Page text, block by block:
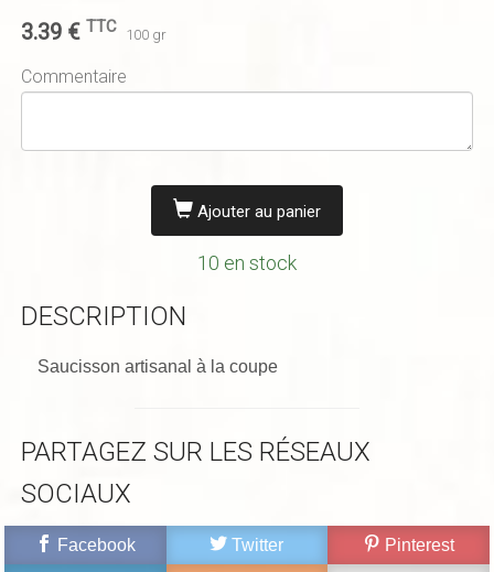
3.39 € TTC 100 gr
Commentaire
Ajouter au panier
10 en stock
DESCRIPTION
Saucisson artisanal à la coupe
PARTAGEZ SUR LES RÉSEAUX
SOCIAUX
Facebook Twitter Pinterest